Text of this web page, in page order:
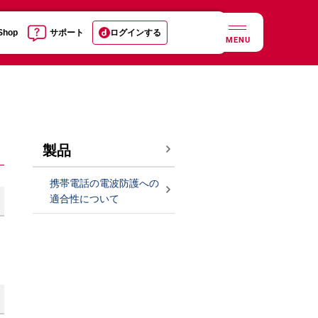
サポート ログインする
MENU
製品
携帯電話の電波防護への
適合性について